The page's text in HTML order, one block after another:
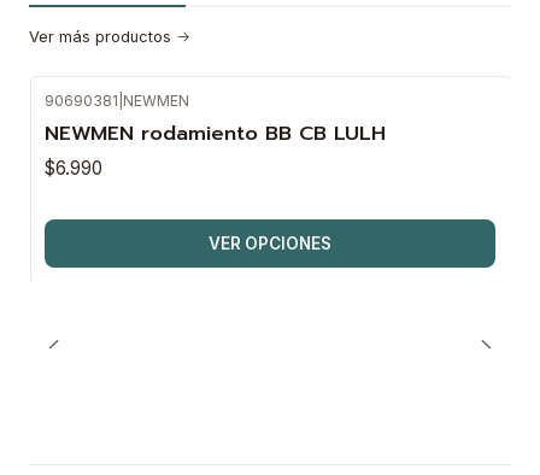
Ver más productos
90690381 NEWMEN
NEWMEN rodamiento BB CB LULH
$6.990
VER OPCIONES